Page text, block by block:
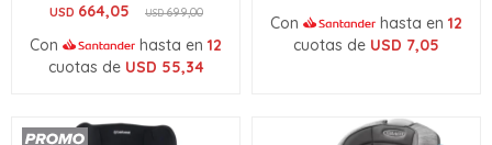
USD 664,05 USD699,00
Con hasta en 12
cuotas de USD 55,34
Con hasta en 12
cuotas de USD 7,05